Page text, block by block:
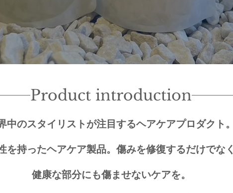
Product introduction
中のスタイリストが注目するヘアケアプロダクト。
を持ったヘアケア製品。傷みを修復するだけでなく
健康な部分にも傷ませないケアを。